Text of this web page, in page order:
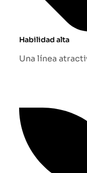
Habilidad alta
Una línea